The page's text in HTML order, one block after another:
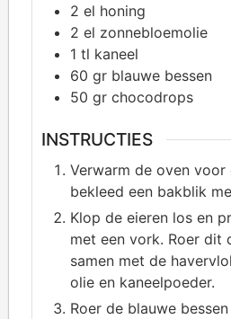
2 el honing
2 el zonnebloemolie
1 tl kaneel
60 gr blauwe bessen
50 gr chocodrops
INSTRUCTIES
Verwarm de oven voor
bekleed een bakblik
Klop de eieren los en
met een vork. Roer dit
samen met de
olie en kaneelpoeder.
Roer de blauwe